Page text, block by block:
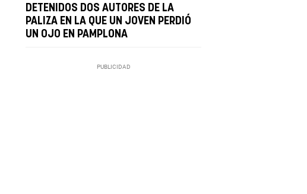
DETENIDOS DOS AUTORES DE LA
PALIZA EN LA QUE UN JOVEN PERDIÓ
UN OJO EN PAMPLONA